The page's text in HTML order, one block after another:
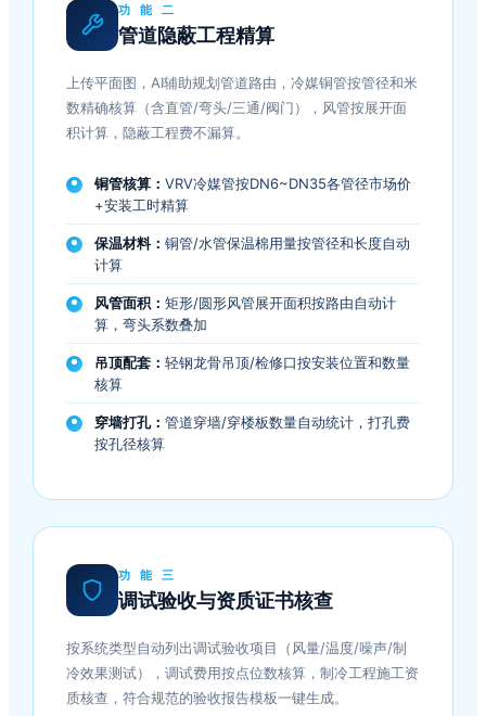
功 能 二
管道隐蔽工程精算
上传平面图，AI辅助规划管道路由，冷媒铜管按管径和米
数精确核算（含直管/弯头/三通/阀门），风管按展开面
积计算，隐蔽工程费不漏算。
铜管核算： VRV冷媒管按DN6~DN35各管径市场价
+安装工时精算
保温材料： 铜管/水管保温棉用量按管径和长度自动
计算
风管面积： 矩形/圆形风管展开面积按路由自动计
算，弯头系数叠加
吊顶配套： 轻钢龙骨吊顶/检修口按安装位置和数量
核算
穿墙打孔： 管道穿墙/穿楼板数量自动统计，打孔费
按孔径核算
功 能 三
调试验收与资质证书核查
按系统类型自动列出调试验收项目（风量/温度/噪声/制
冷效果测试），调试费用按点位数核算，制冷工程施工资
质核查，符合规范的验收报告模板一键生成。